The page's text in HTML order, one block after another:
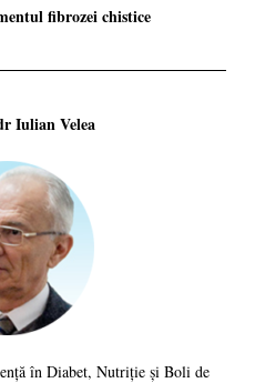
fibrozei chistice
Iulian Velea
în Diabet, Nutriție și Boli de